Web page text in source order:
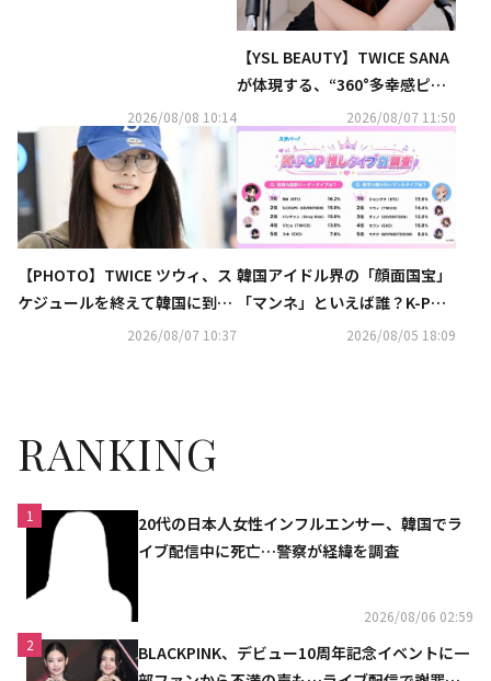
2026/08/08 10:14
【YSL BEAUTY】TWICE SANA
が体現する、“360°多幸感ピン
ク”メイクアップ公開2026/08/07 11:50
【PHOTO】TWICE ツウィ、ス
ケジュールを終えて韓国に到着
2026/08/07 10:37
韓国アイドル界の「顔面国宝」
「マンネ」といえば誰？K-POP
推しタイプ別調査の結果が明ら
2026/08/05 18:09
RANKING
1
20代の日本人女性インフルエンサー、韓国でラ
イブ配信中に死亡…警察が経緯を調査
2026/08/06 02:59
2
BLACKPINK、デビュー10周年記念イベントに一